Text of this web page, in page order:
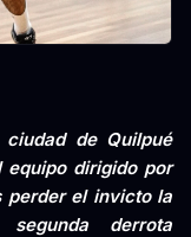
de Quilpué
dirigido por
perder el invicto la
derrota